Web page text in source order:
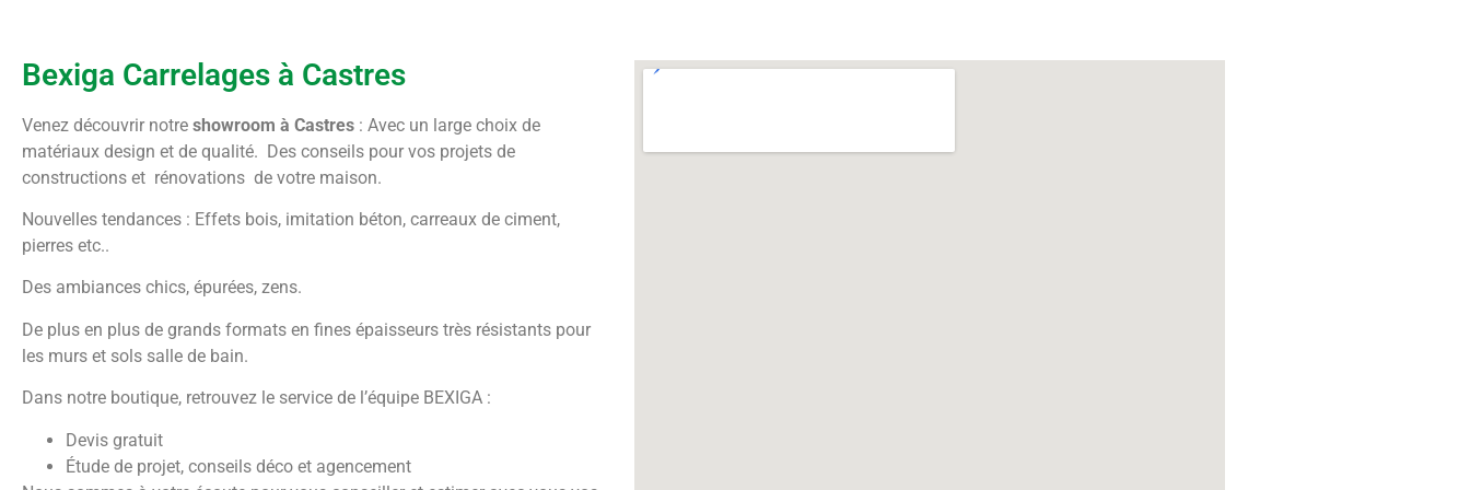
Bexiga Carrelages à Castres
Venez découvrir notre showroom à Castres : Avec un large choix de
matériaux design et de qualité. Des conseils pour vos projets de
constructions et rénovations de votre maison.
Nouvelles tendances : Effets bois, imitation béton, carreaux de ciment,
pierres etc..
Des ambiances chics, épurées, zens.
De plus en plus de grands formats en fines épaisseurs très résistants pour
les murs et sols salle de bain.
Dans notre boutique, retrouvez le service de l’équipe BEXIGA :
Devis gratuit
Étude de projet, conseils déco et agencement